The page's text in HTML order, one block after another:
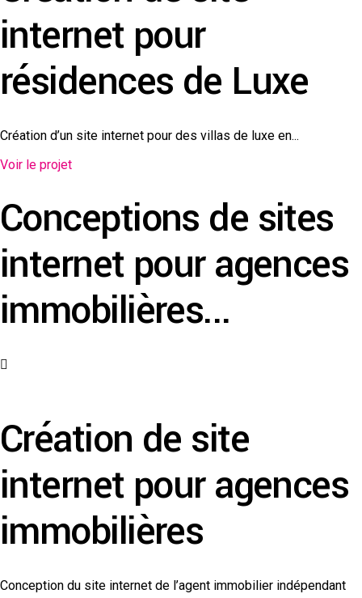
internet pour
résidences de Luxe
Création d’un site internet pour des villas de luxe en...
Voir le projet
Conceptions de sites
internet pour agences
immobilières...
Création de site
internet pour agences
immobilières
Conception du site internet de l’agent immobilier indépendant